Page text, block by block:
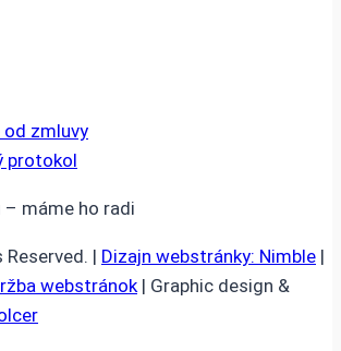
od zmluvy
protokol
– máme ho radi
| Dizajn webstránky: Nimble |
webstránok | Graphic design &